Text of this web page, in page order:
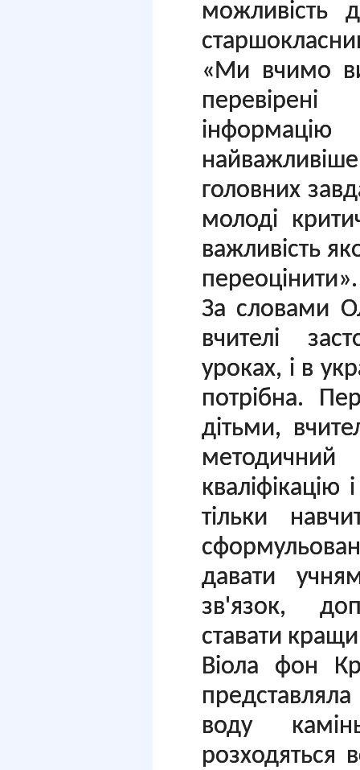
можливість
«Ми вчимо
перевірені
головних
молоді
важливість
переоцінити».
За словами
вчителі
уроках, і в
потрібна.
дітьми,
кваліфікацію
тільки
давати
зв'язок,
ставати
Віола фон
воду
розходяться